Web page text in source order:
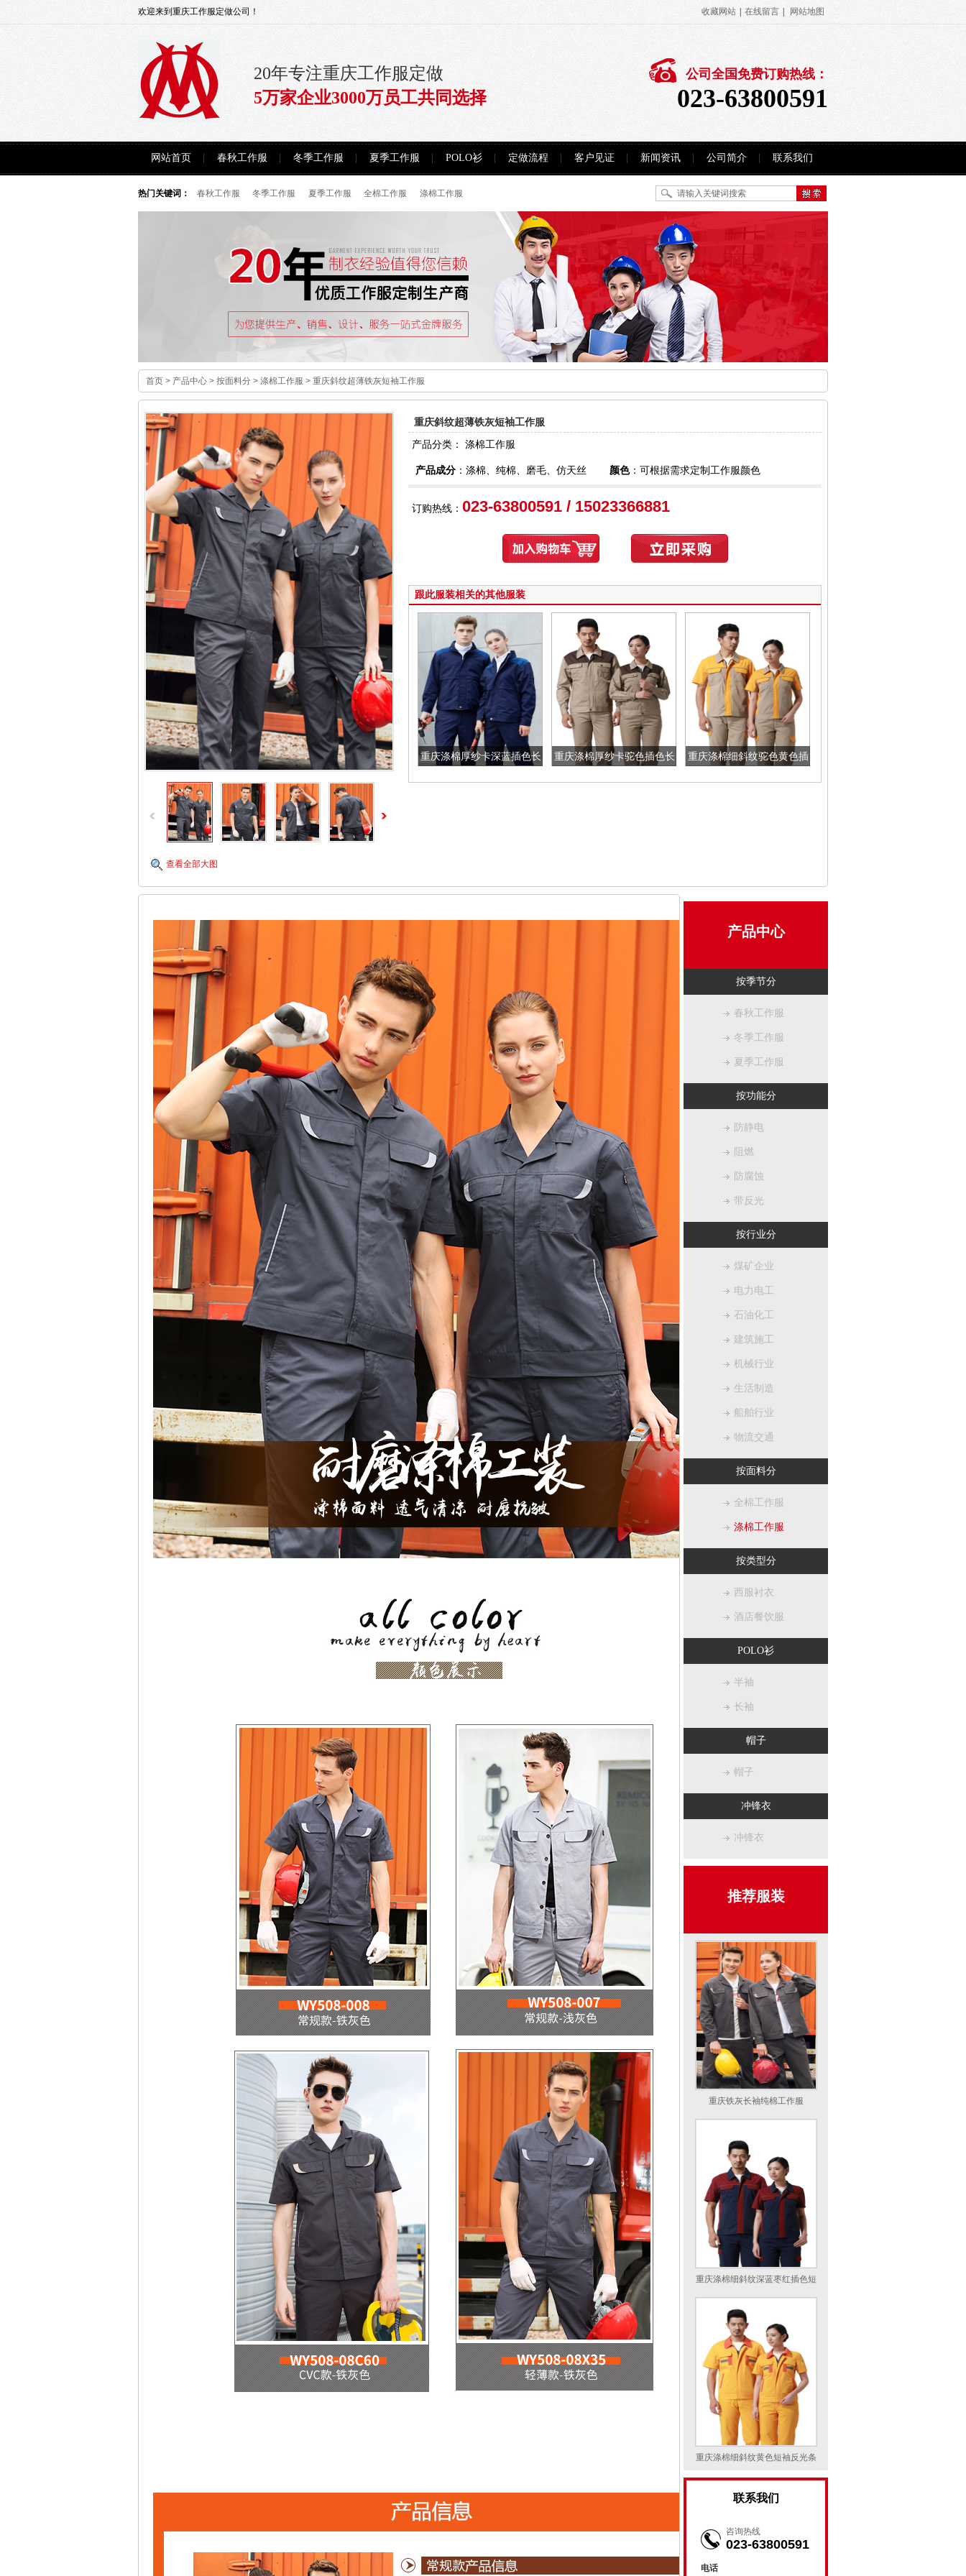
收藏网站 在线留言 网站地图
欢迎来到重庆工作服定做公司！
20年专注重庆工作服定做
5万家企业3000万员工共同选择
公司全国免费订购热线：
023-63800591
网站首页 春秋工作服 冬季工作服 夏季工作服 POLO衫 定做流程 客户见证 新闻资讯 公司简介 联系我们
热门关键词： 春秋工作服 冬季工作服 夏季工作服 全棉工作服 涤棉工作服
首页 > 产品中心 > 按面料分 > 涤棉工作服 > 重庆斜纹超薄铁灰短袖工作服
查看全部大图
重庆斜纹超薄铁灰短袖工作服
产品分类： 涤棉工作服
产品成分 ：涤棉、纯棉、磨毛、仿天丝 颜色：可根据需求定制工作服颜色
订购热线： 023-63800591 / 15023366881
跟此服装相关的其他服装
重庆涤棉厚纱卡深蓝插色长
重庆涤棉厚纱卡驼色插色长
重庆涤棉细斜纹驼色黄色插
产品中心
按季节分
春秋工作服
冬季工作服
夏季工作服
按功能分
防静电
阻燃
防腐蚀
带反光
按行业分
煤矿企业
电力电工
石油化工
建筑施工
机械行业
生活制造
船舶行业
物流交通
按面料分
全棉工作服
涤棉工作服
按类型分
西服衬衣
酒店餐饮服
POLO衫
半袖
长袖
帽子
帽子
冲锋衣
冲锋衣
推荐服装
重庆铁灰长袖纯棉工作服
重庆涤棉细斜纹深蓝枣红插色短
重庆涤棉细斜纹黄色短袖反光条
联系我们
咨询热线
023-63800591
电话